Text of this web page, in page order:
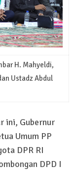
H. Mahyeldi,
Ustadz Abdul
ini, Gubernur
Umum PP
DPR RI
DPD I